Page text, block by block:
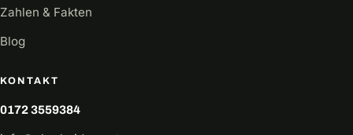
Zahlen & Fakten
Blog
KONTAKT
0172 3559384